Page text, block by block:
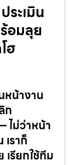
ะเมิน
อมลุย
ฮ
หน้างาน
ก
ไม่ว่าหน้า
ราก็
รียกใช้ทีม